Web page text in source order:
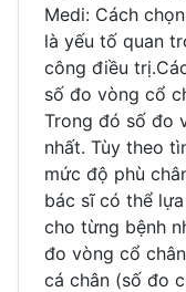
Medi: Cách
là yếu tố quan
công điều
số đo vòng cổ
Trong đó số đo
nhất. Tùy theo
mức độ phù
bác sĩ có thể
cho từng bệnh
đo vòng cổ
cá chân (số đo